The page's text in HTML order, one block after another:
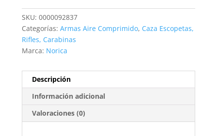
cantidad
SKU: 0000092837
Categorías: Armas Aire Comprimido, Caza Escopetas,
Rifles, Carabinas
Marca: Norica
Descripción
Información adicional
Valoraciones (0)